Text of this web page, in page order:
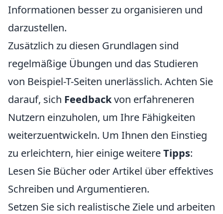
Informationen besser zu organisieren und
darzustellen.
Zusätzlich zu diesen Grundlagen sind
regelmäßige Übungen und das Studieren
von Beispiel-T-Seiten unerlässlich. Achten Sie
darauf, sich Feedbackvon erfahreneren
Nutzern einzuholen, um Ihre Fähigkeiten
weiterzuentwickeln. Um Ihnen den Einstieg
zu erleichtern, hier einige weitereTipps:
Lesen Sie Bücher oder Artikel über effektives
Schreiben und Argumentieren.
Setzen Sie sich realistische Ziele und arbeiten